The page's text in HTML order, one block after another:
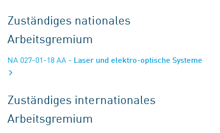
Zuständiges nationales
Arbeitsgremium
NA 027-01-18 AA - Laser und elektro-optische Systeme
Zuständiges internationales
Arbeitsgremium